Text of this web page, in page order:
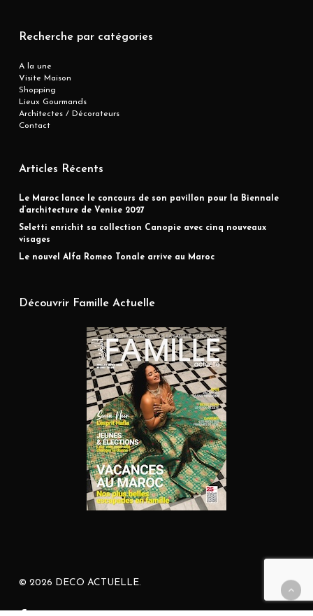
Recherche par catégories
A la une
Visite Maison
Shopping
Lieux Gourmands
Architectes / Décorateurs
Contact
Articles Récents
Le Maroc lance le concours de son pavillon pour la Biennale
d’architecture de Venise 2027
Seletti enrichit sa collection Canopie avec cinq nouveaux
visages
Le nouvel Alfa Romeo Tonale arrive au Maroc
Découvrir Famille Actuelle
© 2026 DECO ACTUELLE.